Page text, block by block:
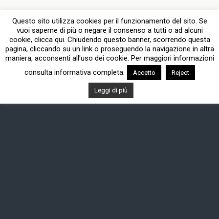
Questo sito utilizza cookies per il funzionamento del sito. Se
vuoi saperne di più o negare il consenso a tutti o ad alcuni
cookie, clicca qui. Chiudendo questo banner, scorrendo questa
pagina, cliccando su un link o proseguendo la navigazione in altra
maniera, acconsenti all'uso dei cookie. Per maggiori informazioni
consulta informativa completa.
Accetto Reject
Leggi di più